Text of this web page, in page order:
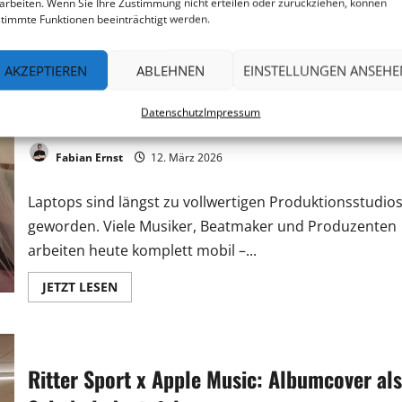
Funktionen beeinträchtigt werden.
AKZEPTIEREN ABLEHNEN EINSTELLUNGEN
DatenschutzImpressum
JETZT LESEN
MacBook Neo: Musikproduktion auf dem
Einstiegsmodell?
Fabian Ernst 12. März 2026
Laptops sind längst zu vollwertigen Produktionsstudios
geworden. Viele Musiker, Beatmaker und Produzenten
arbeiten heute komplett mobil –...
JETZT LESEN
Ritter Sport x Apple Music: Albumcover als